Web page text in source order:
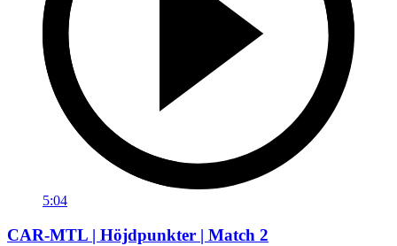
5:04
CAR-MTL | Höjdpunkter | Match 2